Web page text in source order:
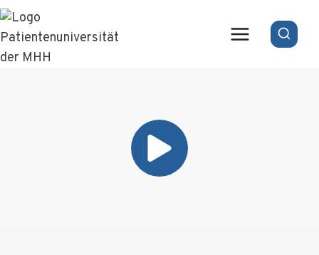
Zum
Inhalt
springen